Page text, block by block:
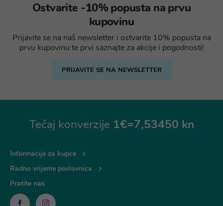
Ostvarite -10% popusta na prvu
kupovinu
Prijavite se na naš newsletter i ostvarite 10% popusta na
prvu kupovinu te prvi saznajte za akcije i pogodnosti!
PRIJAVITE SE NA NEWSLETTER
Tečaj konverzije 1€=7,53450 kn
Informacije za kupce
Radno vrijeme poslovnica
Pratite nas